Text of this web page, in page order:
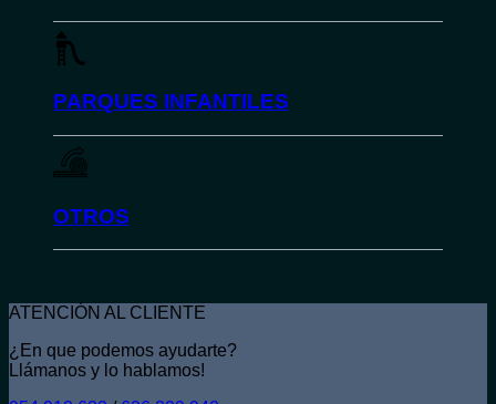
PARQUES INFANTILES
OTROS
ATENCIÓN AL CLIENTE
¿En que podemos ayudarte?
Llámanos y lo hablamos!